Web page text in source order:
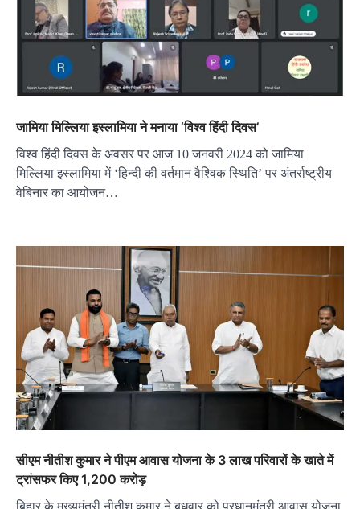
जामिया मिल्लिया इस्लामिया ने मनाया ‘विश्व हिंदी दिवस’
विश्व हिंदी दिवस के अवसर पर आज 10 जनवरी 2024 को जामिया
मिल्लिया इस्लामिया में ‘हिन्दी की वर्तमान वैश्विक स्थिति’ पर अंतर्राष्ट्रीय
वेबिनार का आयोजन…
सीएम नीतीश कुमार ने पीएम आवास योजना के 3 लाख परिवारों के खाते में
ट्रांसफर किए 1,200 करोड़